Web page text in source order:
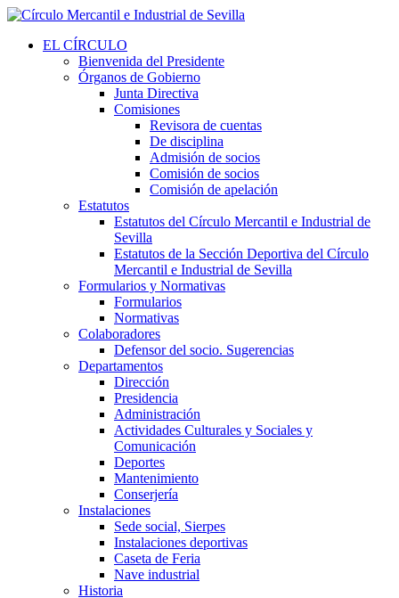
EL CÍRCULO
Bienvenida del Presidente
Órganos de Gobierno
Junta Directiva
Comisiones
Revisora de cuentas
De disciplina
Admisión de socios
Comisión de socios
Comisión de apelación
Estatutos
Estatutos del Círculo Mercantil e Industrial de
Sevilla
Estatutos de la Sección Deportiva del Círculo
Mercantil e Industrial de Sevilla
Formularios y Normativas
Formularios
Normativas
Colaboradores
Defensor del socio. Sugerencias
Departamentos
Dirección
Presidencia
Administración
Actividades Culturales y Sociales y
Comunicación
Deportes
Mantenimiento
Conserjería
Instalaciones
Sede social, Sierpes
Instalaciones deportivas
Caseta de Feria
Nave industrial
Historia